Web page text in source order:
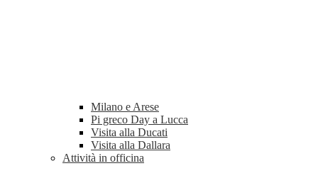
Milano e Arese
Pi greco Day a Lucca
Visita alla Ducati
Visita alla Dallara
Attività in officina